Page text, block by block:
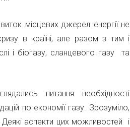
місцевих джерел енергії не
в країні, але разом з тим і
і біогазу, сланцевого газу та
питання необхідності
по економії газу. Зрозуміло,
Деякі аспекти цих можливостей і